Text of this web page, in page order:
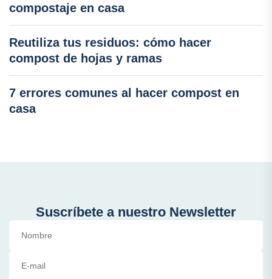
compostaje en casa
Reutiliza tus residuos: cómo hacer
compost de hojas y ramas
7 errores comunes al hacer compost en
casa
Suscríbete a nuestro Newsletter